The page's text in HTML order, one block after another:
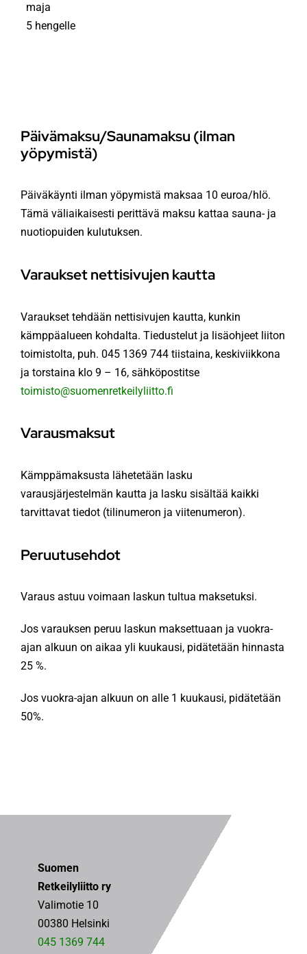
maja
5 hengelle
Päivämaksu/Saunamaksu (ilman
yöpymistä)
Päiväkäynti ilman yöpymistä maksaa 10 euroa/hlö.
Tämä väliaikaisesti perittävä maksu kattaa sauna- ja
nuotiopuiden kulutuksen.
Varaukset nettisivujen kautta
Varaukset tehdään nettisivujen kautta, kunkin
kämppäalueen kohdalta. Tiedustelut ja lisäohjeet liiton
toimistolta, puh. 045 1369 744 tiistaina, keskiviikkona
ja torstaina klo 9 – 16, sähköpostitse
toimisto@suomenretkeilyliitto.fi
Varausmaksut
Kämppämaksusta lähetetään lasku
varausjärjestelmän kautta ja lasku sisältää kaikki
tarvittavat tiedot (tilinumeron ja viitenumeron).
Peruutusehdot
Varaus astuu voimaan laskun tultua maksetuksi.
Jos varauksen peruu laskun maksettuaan ja vuokra-
ajan alkuun on aikaa yli kuukausi, pidätetään hinnasta
25 %.
Jos vuokra-ajan alkuun on alle 1 kuukausi, pidätetään
50%.
Suomen
Retkeilyliitto ry
Valimotie 10
00380 Helsinki
045 1369 744